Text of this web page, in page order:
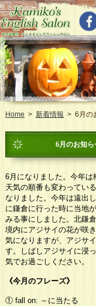
Home > 新着情報 > 6月の
6月のお知ら
6月になりました。今年
天気の順番も変わってい
なりました。今年は遠出
に鎌倉に行った時に当地
みる事にしました。北鎌
境内にアジサイの花が咲
気になりますが、アジサ
す。しばしアジサイに浸
気でお過ごしください。
《今月のフレーズ》
① fall on: ～に当たる